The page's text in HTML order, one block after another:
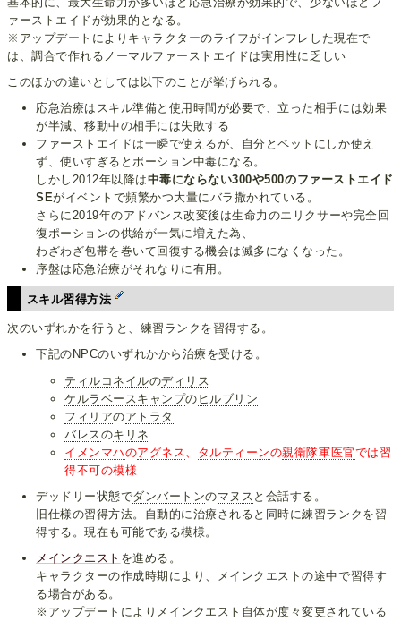
ァーストエイドが効果的となる。
※アップデートによりキャラクターのライフがインフレした現在で
は、調合で作れるノーマルファーストエイドは実用性に乏しい
このほかの違いとしては以下のことが挙げられる。
応急治療はスキル準備と使用時間が必要で、立った相手には効果
が半減、移動中の相手には失敗する
ファーストエイドは一瞬で使えるが、自分とペットにしか使え
ず、使いすぎるとポーション中毒になる。
しかし2012年以降は中毒にならない300や500のファーストエイド
SEがイベントで頻繁かつ大量にバラ撒かれている。
さらに2019年のアドバンス改変後は生命力のエリクサーや完全回
復ポーションの供給が一気に増えた為、
わざわざ包帯を巻いて回復する機会は滅多になくなった。
序盤は応急治療がそれなりに有用。
スキル習得方法
次のいずれかを行うと、練習ランクを習得する。
下記のNPCのいずれかから治療を受ける。
ティルコネイルのディリス
ケルラベースキャンプの ヒルブリン
フィリアのアトラタ
バレス のキリネ
イメンマハのアグネス タルティーンの親衛隊軍医官では習
得不可の模様
デッドリー状態でダンバートンのマヌス と会話する。
旧仕様の習得方法。自動的に治療されると同時に練習ランクを習
得する。現在も可能である模様。
メインクエスト を進める。
キャラクターの作成時期により、メインクエストの途中で習得す
る場合がある。
※アップデートによりメインクエスト自体が度々変更されている